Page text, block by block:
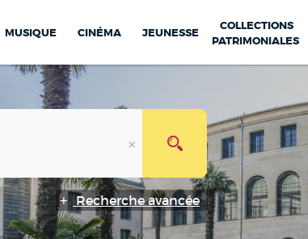
MUSIQUE CINÉMA JEUNESSE
COLLECTIONS
PATRIMONIALES
Recherche avancée